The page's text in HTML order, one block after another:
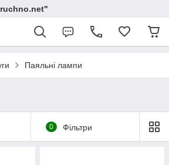
Паяльні лампи
0 Фільтри